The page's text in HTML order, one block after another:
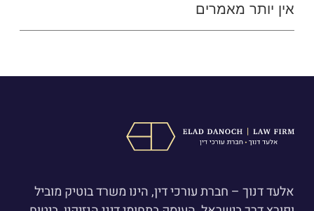
אין יותר מאמרים
אלעד דנוך – חברת עורכי דין, הינו משרד בוטיק מוביל